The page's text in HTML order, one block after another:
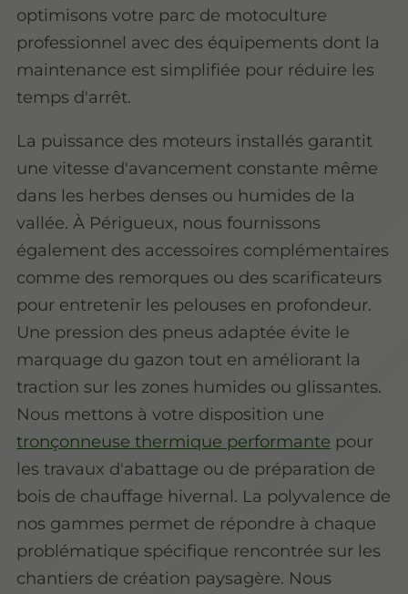
optimisons votre parc de motoculture
professionnel avec des équipements dont la
maintenance est simplifiée pour réduire les
temps d'arrêt.
La puissance des moteurs installés garantit
une vitesse d'avancement constante même
dans les herbes denses ou humides de la
vallée. À Périgueux, nous fournissons
également des accessoires complémentaires
comme des remorques ou des scarificateurs
pour entretenir les pelouses en profondeur.
Une pression des pneus adaptée évite le
marquage du gazon tout en améliorant la
traction sur les zones humides ou glissantes.
Nous mettons à votre disposition une
tronçonneuse thermique performante pour
les travaux d'abattage ou de préparation de
bois de chauffage hivernal. La polyvalence de
nos gammes permet de répondre à chaque
problématique spécifique rencontrée sur les
chantiers de création paysagère. Nous